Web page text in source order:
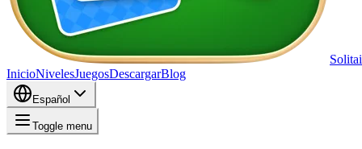
InicioNivelesJuegosDescargarBlog
Español
Toggle menu